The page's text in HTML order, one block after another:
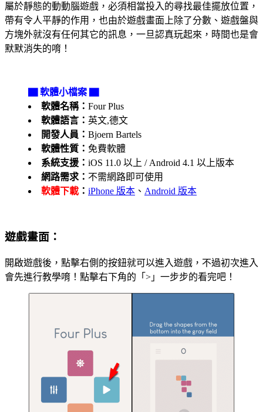
屬於靜態的動動腦遊戲，必須相當投入的尋找最佳擺放位置，
帶有令人平靜的作用，也由於遊戲畫面上除了分數、遊戲盤與
方塊外就沒有任何其它的訊息，一旦認真玩起來，時間也是會
默默消失的唷！
▇ 軟體小檔案 ▇
軟體名稱： Four Plus
軟體語言： 英文,德文
開發人員： Bjoern Bartels
軟體性質： 免費軟體
系統支援： iOS 11.0 以上 / Android 4.1 以上版本
網路需求： 不需網路即可使用
軟體下載 ： iPhone 版本 、 Android 版本
遊戲畫面：
開啟遊戲後，點擊右側的按鈕就可以進入遊戲，不過初次進入
會先進行教學唷！點擊右下角的「>」一步步的看完吧！